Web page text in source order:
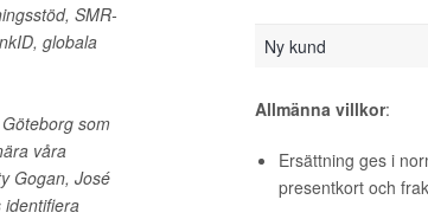
SMR-
globala
som
våra
Gogan, José
identifiera
Ny kund
Allmänna villkor:
Ersättning ges i
presentkort och